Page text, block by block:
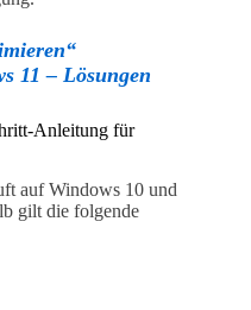
11 – Lösungen
Anleitung für
auf Windows 10 und
gilt die folgende